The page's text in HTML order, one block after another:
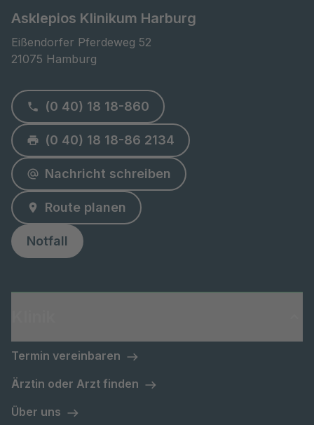
Asklepios Klinikum Harburg
Eißendorfer Pferdeweg 52
21075 Hamburg
(0 40) 18 18-860
(0 40) 18 18-86 2134
Nachricht schreiben
Route planen
Notfall
Termin vereinbaren
Ärztin oder Arzt finden
Über uns